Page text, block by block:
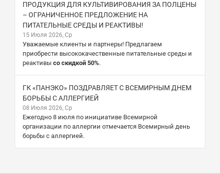
ПРОДУКЦИЯ ДЛЯ КУЛЬТИВИРОВАНИЯ ЗА ПОЛЦЕНЫ
– ОГРАНИЧЕННОЕ ПРЕДЛОЖЕНИЕ НА
ПИТАТЕЛЬНЫЕ СРЕДЫ И РЕАКТИВЫ!
15 Июля 2026, Ср
Уважаемые клиенты и партнеры! Предлагаем
приобрести высококачественные питательные среды и
реактивы со скидкой 50%.
ГК «ПАНЭКО» ПОЗДРАВЛЯЕТ С ВСЕМИРНЫМ ДНЕМ
БОРЬБЫ С АЛЛЕРГИЕЙ
08 Июля 2026, Ср
Ежегодно 8 июля по инициативе Всемирной
организации по аллергии отмечается Всемирный день
борьбы с аллергией.